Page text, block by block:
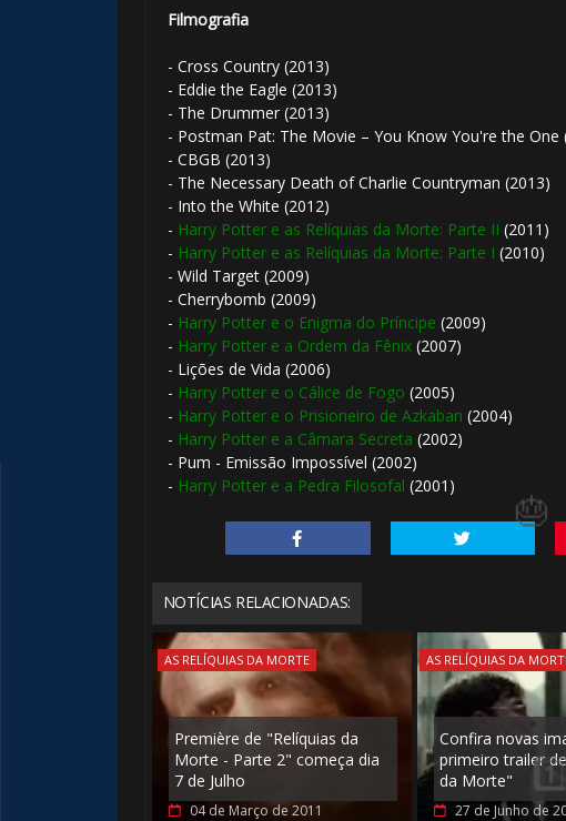
Filmografia
- Cross Country (2013)
- Eddie the Eagle (2013)
- The Drummer (2013)
- Postman Pat: The Movie – You Know You're the One
- CBGB (2013)
- The Necessary Death of Charlie Countryman (2013)
- Into the White (2012)
- Harry Potter e as Relíquias da Morte: Parte II (2011)
- Harry Potter e as Relíquias da Morte: Parte I (2010)
- Wild Target (2009)
- Cherrybomb (2009)
- Harry Potter e o Enigma do Príncipe (2009)
- Harry Potter e a Ordem da Fênix(2007)
- Lições de Vida (2006)
- Harry Potter e o Cálice de Fogo (2005)
- Harry Potter e o Prisioneiro de Azkaban (2004)
- Harry Potter e a Câmara Secreta (2002)
- Pum - Emissão Impossível (2002)
- Harry Potter e a Pedra Filosofal (2001)
NOTÍCIAS RELACIONADAS:
AS RELÍQUIAS DA MORTE
Première de "Relíquias da
Morte - Parte 2" começa dia
7 de Julho
04 de Março de 2011
AS RELÍQUIAS DA
Confira novas
primeiro trailer
da Morte"
27 de Junho de
🎈